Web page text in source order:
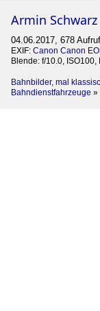
Armin Schwarz
04.06.2017, 678
EXIF: Canon Canon
Blende: f/10.0,
Bahnbilder, mal
Bahndienstfahrzeuge »